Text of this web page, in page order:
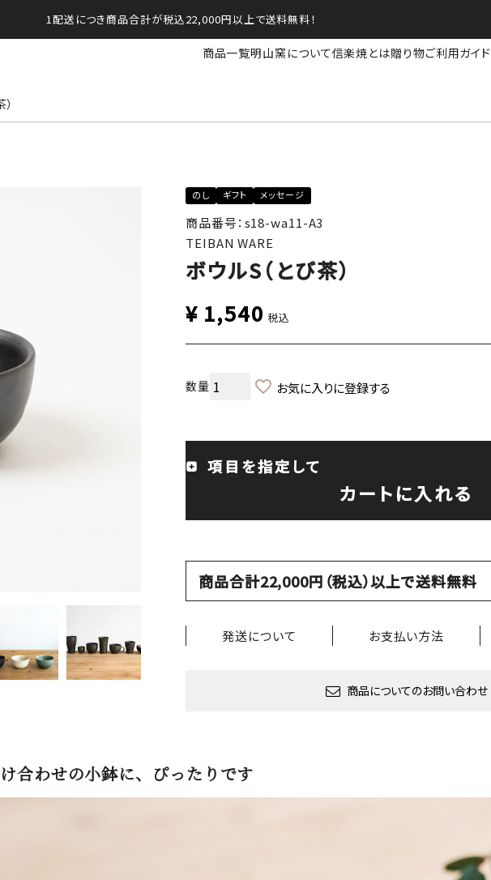
1配送につき商品合計が税込22,000円以上で送料無料！
商品一覧明山窯について信楽焼とは贈り物ご利用ガイド
のし ギフト メッセージ
商品番号：s18-wa11-A3
TEIBAN WARE
ボウルS（とび茶）
¥ 1,540 税込
お気に入りに登録する
項目を指定して
カートに入れる
商品合計22,000円（税込）以上で送料無料
発送について お支払い方法
商品についてのお問い合わせ
合わせの小鉢に、ぴったりです